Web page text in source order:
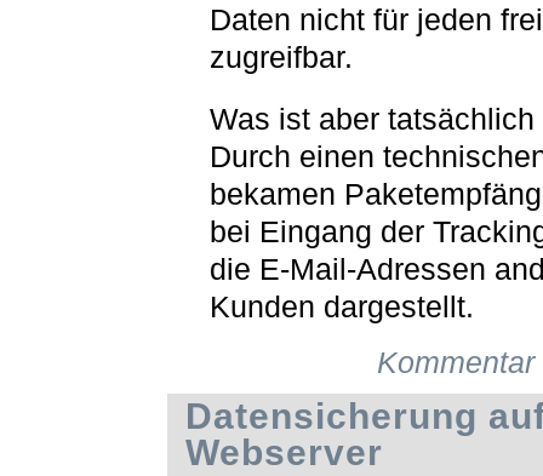
Daten nicht für jeden frei
zugreifbar.
Was ist aber tatsächlich
Durch einen
bekamen
bei Eingang der
die E-Mail-Adressen
Kunden dargestellt.
Datensicherung
Webserver